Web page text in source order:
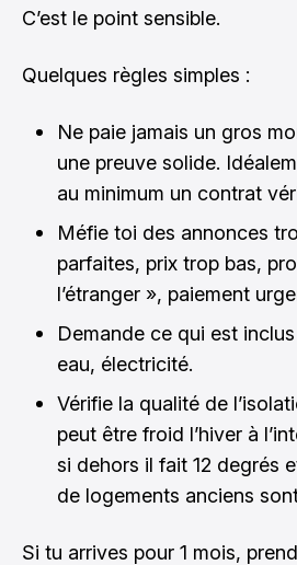
C’est le point sensible.
Quelques règles simples :
Ne paie jamais un gros
une preuve solide.
au minimum un contrat
Méfie toi des annonces
parfaites, prix trop bas,
l’étranger », paiement
Demande ce qui est
eau, électricité.
Vérifie la qualité de
peut être froid l’hiver à
si dehors il fait 12 degrés
de logements anciens
Si tu arrives pour 1 mois,